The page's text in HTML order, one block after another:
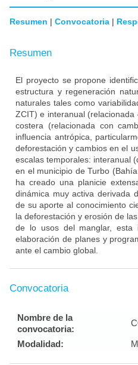
Resumen | Convocatoria |
Resumen
El proyecto se propone
estructura y regeneración
naturales tales como
ZCIT) e interanual
costera (relacionada con
influencia antrópica,
deforestación y cambios en el
escalas temporales: interanual
en el municipio de Turbo
ha creado una planicie
dinámica muy activa derivada
de su aporte al conocimiento
la deforestación y erosión de
de lo usos del manglar, esta
elaboración de planes y
ante el cambio global.
Convocatoria
Nombre de la
convocatoria:
Modalidad: